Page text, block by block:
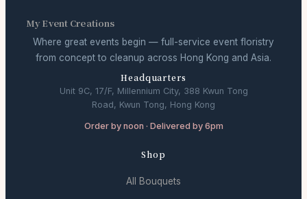
My Event Creations
Where great events begin — full-service event floristry
from concept to cleanup across Hong Kong and Asia.
Headquarters
Unit 9C, 17/F, Millennium City, 388 Kwun Tong
Road, Kwun Tong, Hong Kong
Order by noon · Delivered by 6pm
Shop
All Bouquets